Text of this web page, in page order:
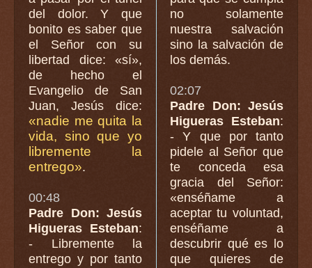
del dolor. Y que
bonito es saber que
el Señor con su
libertad dice: «sí»,
de hecho el
Evangelio de San
Juan, Jesús dice:
«nadie me quita la
vida, sino que yo
libremente la
entrego».
00:48
Padre Don: Jesús
Higueras Esteban:
- Libremente la
entrego y por tanto
no solamente
nuestra salvación
sino la salvación de
los demás.
02:07
Padre Don: Jesús
Higueras Esteban:
- Y que por tanto
pidele al Señor que
te conceda esa
gracia del Señor:
«enséñame a
aceptar tu voluntad,
enséñame a
descubrir qué es lo
que quieres de